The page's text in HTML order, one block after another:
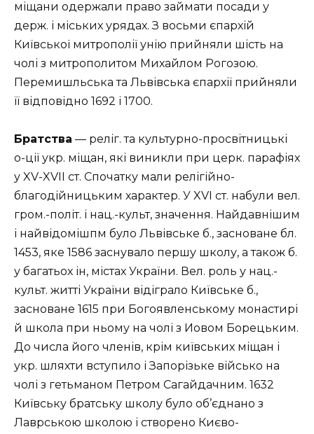
міщани одержали право займати посади у
держ. і міських урядах. З восьми єпархій
Київської митрополії унію прийняли шість на
чолі з митрополитом Михайлом Рогозою.
Перемишльська та Львівська єпархії прийняли
її відповідно 1692 і 1700.
Братства — реліг. та культурно-просвітницькі
о-ції укр. міщан, які виникли при церк. парафіях
у XV-XVII ст. Спочатку мали релігійно-
благодійницьким характер. У XVI ст. набули вел.
гром.-політ. і нац.-культ, значення. Найдавнішим
і найвідомішпм було Львівське б., засноване бл.
1453, яке 1586 заснувало першу школу, а також б.
у багатьох ін, містах України. Вел. роль у нац.-
культ. житті України відіграло Київське б.,
засноване 1615 при Богоявленському монастирі
й школа при ньому на чолі з Иовом Борецьким.
До числа його членів, крім київських міщан і
укр. шляхти вступило і Запорізьке військо на
чолі з гетьманом Петром Сагайдачним. 1632
Київську братську школу було об’єднано з
Лаврською школою і створено Києво-